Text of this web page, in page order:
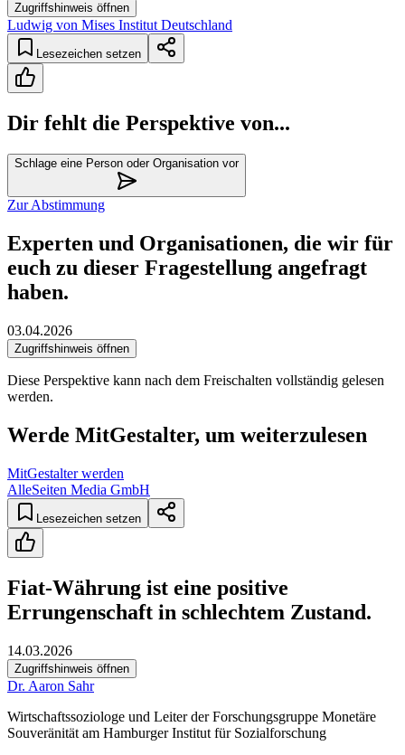
Zugriffshinweis öffnen
Ludwig von Mises Institut Deutschland
Lesezeichen setzen
Dir fehlt die Perspektive von...
Schlage eine Person oder Organisation vor
Zur Abstimmung
Experten und Organisationen, die wir für
euch zu dieser Fragestellung angefragt
haben.
03.04.2026
Zugriffshinweis öffnen
Diese Perspektive kann nach dem Freischalten vollständig gelesen
werden.
Werde MitGestalter, um weiterzulesen
MitGestalter werden
AlleSeiten Media GmbH
Lesezeichen setzen
Fiat-Währung ist eine positive
Errungenschaft in schlechtem Zustand.
14.03.2026
Zugriffshinweis öffnen
Dr. Aaron Sahr
Wirtschaftssoziologe und Leiter der Forschungsgruppe Monetäre
Souveränität am Hamburger Institut für Sozialforschung